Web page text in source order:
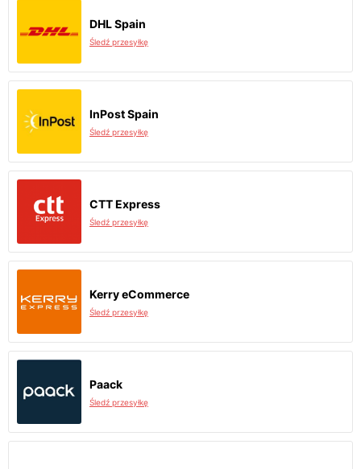
DHL Spain
Śledź przesyłkę
InPost Spain
Śledź przesyłkę
CTT Express
Śledź przesyłkę
Kerry eCommerce
Śledź przesyłkę
Paack
Śledź przesyłkę